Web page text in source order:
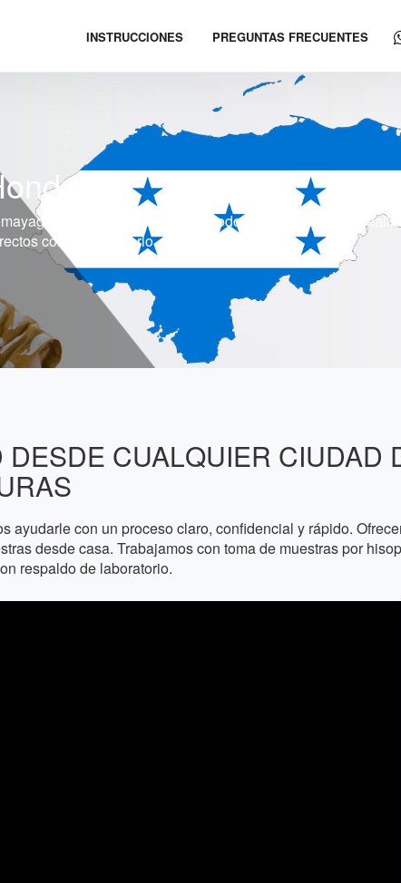
INSTRUCCIONES PREGUNTAS FRECUENTES
Puerto Cortés, Danlí y todo Honduras. Puede
con el laboratorio.
CUALQUIER CIUDAD
con un proceso claro, confidencial y rápido.
desde casa. Trabajamos con toma de muestras por
respaldo de laboratorio.